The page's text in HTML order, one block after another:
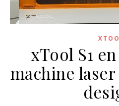
xTool S1
machine